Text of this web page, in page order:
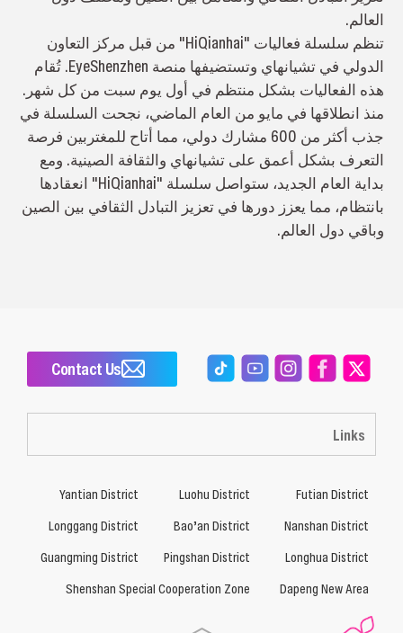
العالم.
تنظم سلسلة فعاليات "HiQianhai" من قبل مركز التعاون
الدولي في تشيانهاي وتستضيفها منصة EyeShenzhen. تُقام
هذه الفعاليات بشكل منتظم في أول يوم سبت من كل شهر.
منذ انطلاقها في مايو من العام الماضي، نجحت السلسلة في
جذب أكثر من 600 مشارك دولي، مما أتاح للمغتربين فرصة
التعرف بشكل أعمق على تشيانهاي والثقافة الصينية. ومع
بداية العام الجديد، ستواصل سلسلة "HiQianhai" انعقادها
بانتظام، مما يعزز دورها في تعزيز التبادل الثقافي بين الصين
وباقي دول العالم.
Links
Contact Us
Futian District
Luohu District
Yantian District
Nanshan District
Bao’an District
Longgang District
Longhua District
Pingshan District
Guangming District
Dapeng New Area
Shenshan Special Cooperation Zone